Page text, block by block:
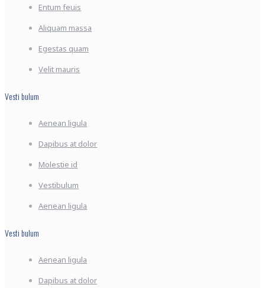
Entum feuis
Aliquam massa
Egestas quam
Velit mauris
Vesti bulum
Aenean ligula
Dapibus at dolor
Molestie id
Vestibulum
Aenean ligula
Vesti bulum
Aenean ligula
Dapibus at dolor